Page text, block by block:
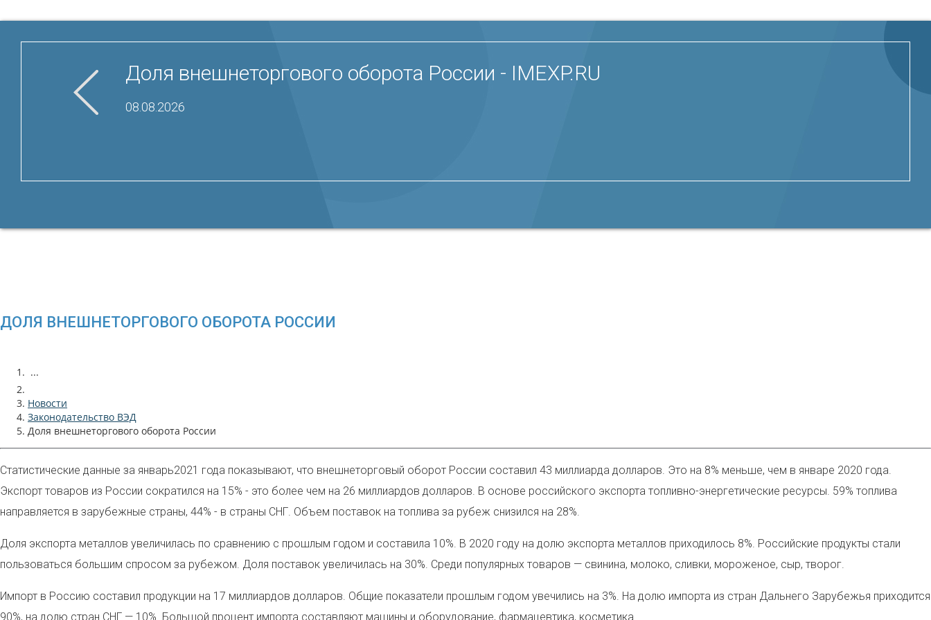
Доля внешнеторгового оборота России - IMEXP.RU
08.08.2026
ДОЛЯ ВНЕШНЕТОРГОВОГО ОБОРОТА РОССИИ
...
Новости
Законодательство ВЭД
Доля внешнеторгового оборота России
Статистические данные за январь2021 года показывают, что внешнеторговый оборот России составил 43 миллиарда долларов. Это на 8% меньше, чем в январе 2020 года.
Экспорт товаров из России сократился на 15% - это более чем на 26 миллиардов долларов. В основе российского экспорта топливно-энергетические ресурсы. 59% топлива
направляется в зарубежные страны, 44% - в страны СНГ. Объем поставок на топлива за рубеж снизился на 28%.
Доля экспорта металлов увеличилась по сравнению с прошлым годом и составила 10%. В 2020 году на долю экспорта металлов приходилось 8%. Российские продукты стали
пользоваться большим спросом за рубежом. Доля поставок увеличилась на 30%. Среди популярных товаров — свинина, молоко, сливки, мороженое, сыр, творог.
Импорт в Россию составил продукции на 17 миллиардов долларов. Общие показатели прошлым годом увечились на 3%. На долю импорта из стран Дальнего Зарубежья приходится
90%, на долю стран СНГ — 10%. Большой процент импорта составляют машины и оборудование, фармацевтика, косметика.